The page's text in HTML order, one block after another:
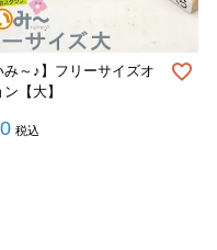
み～♪】フリーサイズオ
【大】
税込